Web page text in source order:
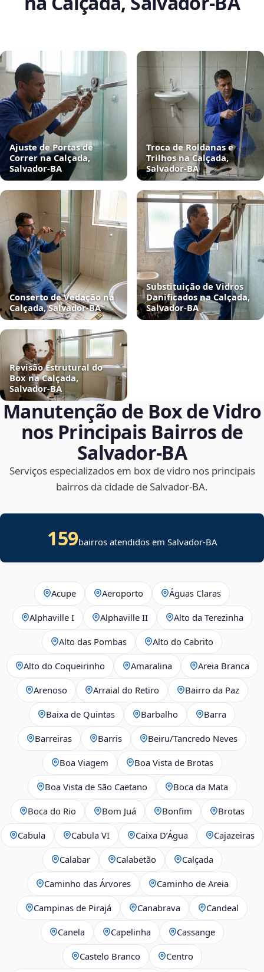
Ajuste de Portas de
Correr na Calçada,
Salvador‑BA
Troca de Roldanas e
Trilhos na Calçada,
Salvador‑BA
Conserto de Vedação na
Calçada, Salvador‑BA
Substituição de Vidros
Danificados na Calçada,
Salvador‑BA
Revisão Estrutural do
Box na Calçada,
Salvador‑BA
Manutenção de Box de Vidro
nos Principais Bairros de
Salvador‑BA
Serviços especializados em box de vidro nos principais
bairros da cidade de Salvador‑BA.
159bairros atendidos em Salvador-BA
Acupe Aeroporto Águas Claras
Alphaville I Alphaville II Alto da Terezinha
Alto das Pombas Alto do Cabrito
Alto do Coqueirinho Amaralina Areia Branca
Arenoso Arraial do Retiro Bairro da Paz
Baixa de Quintas Barbalho Barra
Barreiras Barris Beiru/Tancredo Neves
Boa Viagem Boa Vista de Brotas
Boa Vista de São Caetano Boca da Mata
Boca do Rio Bom Juá Bonfim Brotas
Cabula Cabula VI Caixa D’Água Cajazeiras
Calabar Calabetão Calçada
Caminho das Árvores Caminho de Areia
Campinas de Pirajá Canabrava Candeal
Canela Capelinha Cassange
Castelo Branco Centro